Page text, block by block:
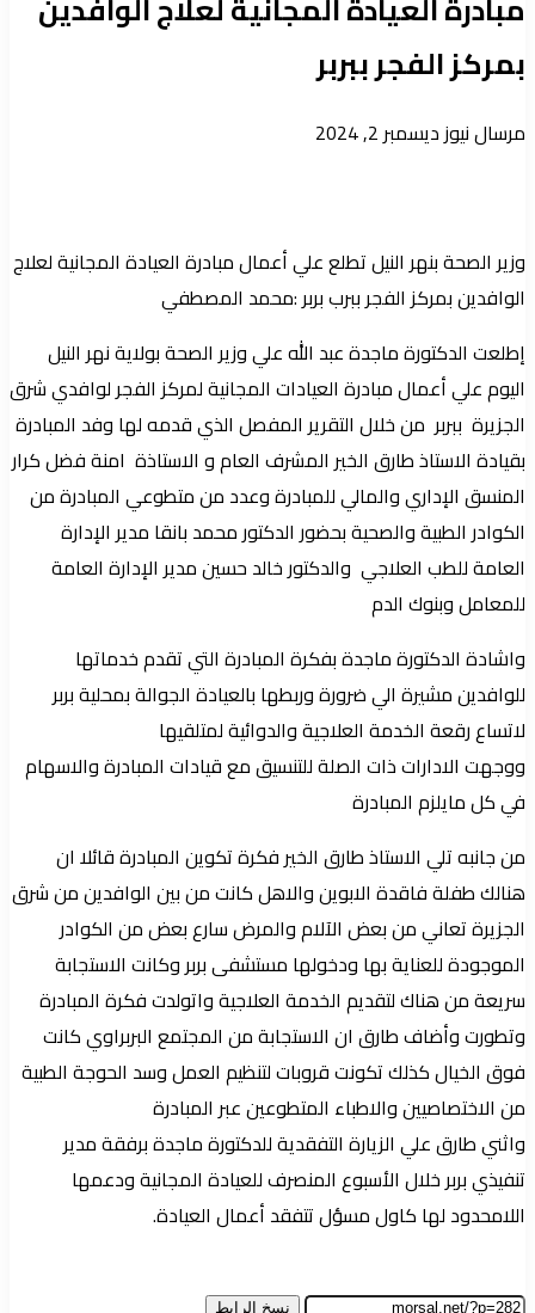
بمركز الفجر ببربر
مرسال نيوزأرسل
ديسمبر 2, 2024
وزير الصحة بنهر النيل تطلع علي أعمال مبادرة العيادة المجانية لعلاج
الوافدين بمركز الفجر ببرب بربر :محمد المصطفي
إطلعت الدكتورة ماجدة عبد الله علي وزير الصحة بولاية نهر النيل
اليوم علي أعمال مبادرة العيادات المجانية لمركز الفجر لوافدي شرق
الجزيرة ببربر من خلال التقرير المفصل الذي قدمه لها وفد المبادرة
بقيادة الاستاذ طارق الخير المشرف العام و الاستاذة امنة فضل كرار
المنسق الإداري والمالي للمبادرة وعدد من متطوعي المبادرة من
الكوادر الطبية والصحية بحضور الدكتور محمد بانقا مدير الإدارة
العامة للطب العلاجي والدكتور خالد حسين مدير الإدارة العامة
للمعامل وبنوك الدم
واشادة الدكتورة ماجدة بفكرة المبادرة التي تقدم خدماتها
للوافدين مشيرة الي ضرورة وربطها بالعيادة الجوالة بمحلية بربر
لاتساع رقعة الخدمة العلاجية والدوائية لمتلقيها
ووجهت الادارات ذات الصلة للتنسيق مع قيادات المبادرة والاسهام
في كل مايلزم المبادرة
من جانبه تلي الاستاذ طارق الخير فكرة تكوين المبادرة قائلا ان
هنالك طفلة فاقدة الابوين والاهل كانت من بين الوافدين من شرق
الجزيرة تعاني من بعض الآلام والمرض سارع بعض من الكوادر
الموجودة للعناية بها ودخولها مستشفى بربر وكانت الاستجابة
سريعة من هناك لتقديم الخدمة العلاجية واتولدت فكرة المبادرة
وتطورت وأضاف طارق ان الاستجابة من المجتمع البربراوي كانت
فوق الخيال كذلك تكونت قروبات لتنظيم العمل وسد الحوجة الطبية
من الاختصاصيين والاطباء المتطوعين عبر المبادرة
واثني طارق علي الزيارة التفقدية للدكتورة ماجدة برفقة مدير
تنفيذي بربر خلال الأسبوع المنصرف للعيادة المجانية ودعمها
اللامحدود لها كاول مسؤل تتفقد أعمال العيادة.
نسخ الرابط